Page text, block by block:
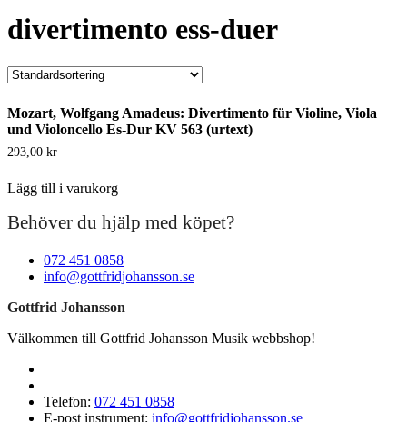
divertimento ess-duer
Mozart, Wolfgang Amadeus: Divertimento für Violine, Viola
und Violoncello Es-Dur KV 563 (urtext)
293,00 kr
Lägg till i varukorg
Behöver du hjälp med köpet?
072 451 0858
info@gottfridjohansson.se
Gottfrid Johansson
Välkommen till Gottfrid Johansson Musik webbshop!
Telefon: 072 451 0858
E-post instrument: info@gottfridjohansson.se